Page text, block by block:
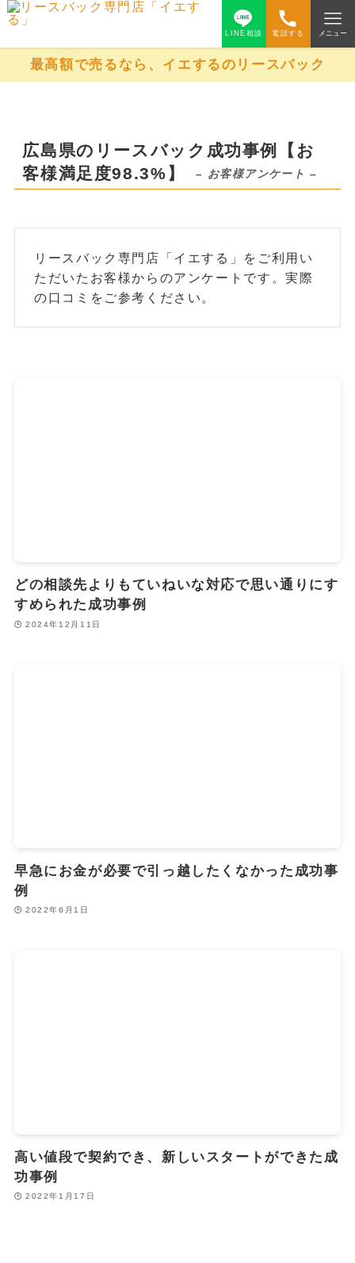
LINE相談 電話する メニュー
最高額で売るなら、イエするのリースバック
広島県のリースバック成功事例【お
客様満足度98.3%】
– お客様アンケート –
リースバック専門店「イエする」をご利用い
ただいたお客様からのアンケートです。実際
の口コミをご参考ください。
どの相談先よりもていねいな対応で思い通りにす
すめられた成功事例
2024年12月11日
早急にお金が必要で引っ越したくなかった成功事
例
2022年6月1日
高い値段で契約でき、新しいスタートができた成
功事例
2022年1月17日